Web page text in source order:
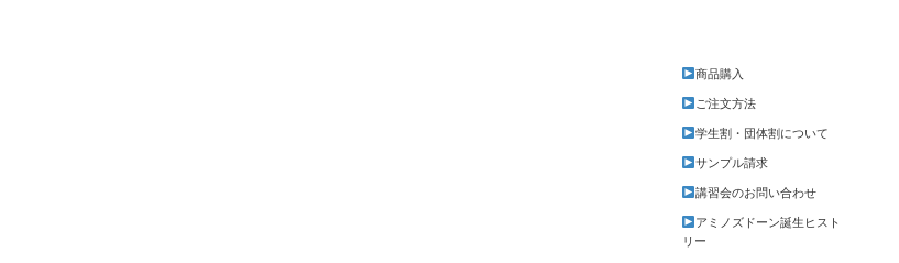
商品購入
ご注文方法
学生割・団体割について
サンプル請求
講習会のお問い合わせ
アミノズドーン誕生ヒスト
リー